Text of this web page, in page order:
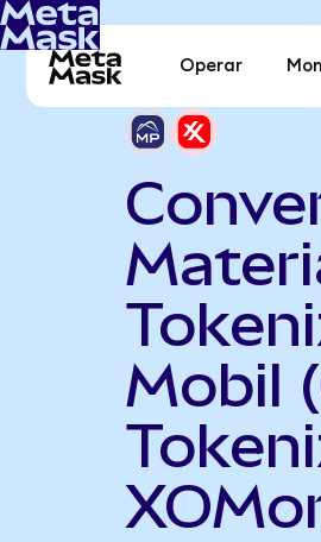
Operar
Mobil